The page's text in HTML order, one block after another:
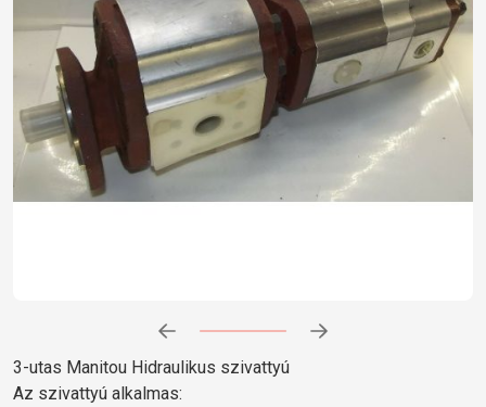
3-utas Manitou Hidraulikus szivattyú
Az szivattyú alkalmas: